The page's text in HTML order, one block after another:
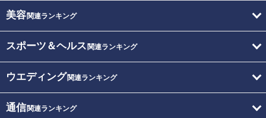
美容関連ランキング
スポーツ＆ヘルス 関連ランキング
ウエディング関連ランキング
通信関連ランキング